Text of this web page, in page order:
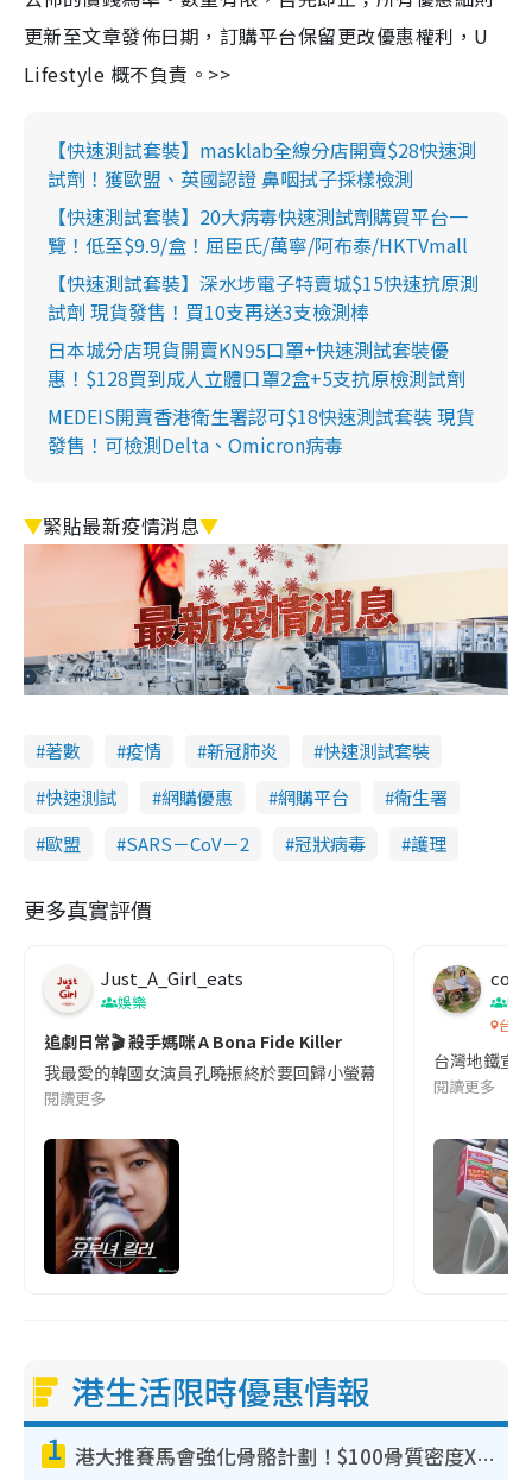
更新至文章發佈日期，訂購平台保留更改優惠權利，U
Lifestyle 概不負責。>>
【快速測試套裝】masklab全線分店開賣$28快速測
試劑！獲歐盟、英國認證 鼻咽拭子採樣檢測
【快速測試套裝】20大病毒快速測試劑購買平台一
覽！低至$9.9/盒！屈臣氏/萬寧/阿布泰/HKTVmall
【快速測試套裝】深水埗電子特賣城$15快速抗原測
試劑 現貨發售！買10支再送3支檢測棒
日本城分店現貨開賣KN95口罩+快速測試套裝優
惠！$128買到成人立體口罩2盒+5支抗原檢測試劑
MEDEIS開賣香港衛生署認可$18快速測試套裝 現貨
發售！可檢測Delta、Omicron病毒
▼緊貼最新疫情消息▼
著數 疫情 新冠肺炎
快速測試套裝
快速測試
網購優惠 網購平台
衞生署
歐盟
SARS－CoV－2 冠狀病毒 護理
更多真實評價
Just_A_Girl_eats
娛樂
追劇日常🎬 殺手媽咪 A Bona Fide Killer
我最愛的韓國女演員孔曉振終於要回歸小螢幕啦!這次的劇本改編
閱讀更多
co
吹
台灣
台灣地鐵宣
閱讀更多
港生活限時優惠情報
1 港大推賽馬會強化骨骼計劃！$100骨質密度X光檢查 完成免費運動訓練送超市禮券！附參加資格